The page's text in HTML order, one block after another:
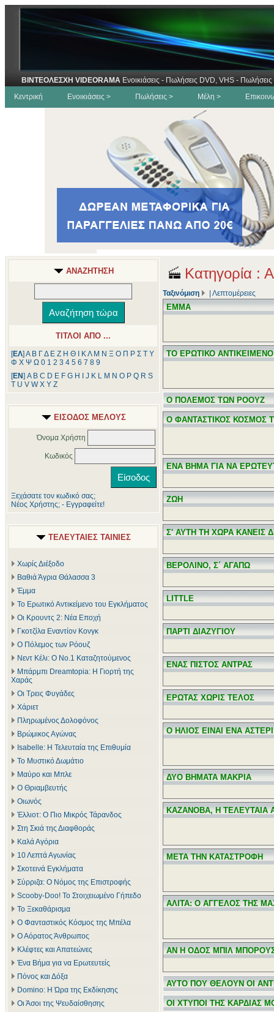
ΒΙΝΤΕΟΛΕΣΧΗ VIDEORAMA Ενοικιάσεις - Πωλήσεις DVD, VHS -
Κεντρική
Ενοικιάσεις > Πωλήσεις > Μέλη >
ΑΝΑΖΗΤΗΣΗ
ΤΙΤΛΟΙ ΑΠΟ ...
[ΕΛ] Α Β ΓΔ Ε Ζ Η Θ ΚΛ Μ Ν Ξ Ο Π Ρ Σ Τ Υ
Φ Χ Ψ Ω 0 1 2 3 4 5 6 7 8 9
[ΕΝ] A B C D E F G H J K L M N O P Q R S
T U V W X Y Z
ΕΙΣΟΔΟΣ ΜΕΛΟΥΣ
Όνομα Χρήστη
Κωδικός
Ξεχάσατε τον κωδικό σας;
Νέος Χρήστης; - Εγγραφείτε!
ΤΕΛΕΥΤΑΙΕΣ ΤΑΙΝΙΕΣ
Χωρίς Διέξοδο
Βαθιά Άγρια Θάλασσα 3
Έμμα
Το Ερωτικό Αντικείμενο του Εγκλήματος
Οι Κρουντς 2: Νέα Εποχή
Γκοτζίλα Εναντίον Κονγκ
Ο Πόλεμος των Ρόουζ
Νεντ Κέλι: Ο Νο.1 Καταζητούμενος
Μπάρμπι Dreamtopia: Η Γιορτή της
Χαράς
Οι Τρεις Φυγάδες
Χάριετ
Πληρωμένος Δολοφόνος
Βρώμικος Αγώνας
Isabelle: Η Τελευταία της Επιθυμία
Το Μυστικό Δωμάτιο
Μαύρο και Μπλε
Ο Θριαμβευτής
Οιωνός
Έλλιοτ: Ο Πιο Μικρός Τάρανδος
Στη Σκιά της Διαφθοράς
Καλά Αγόρια
10 Λεπτά Αγωνίας
Σκοτεινά Εγκλήματα
Σύρριζα: Ο Νόμος της Επιστροφής
Scooby-Doo! Το Στοιχειωμένο Γήπεδο
Το Ξεκαθάρισμα
Ο Φανταστικός Κόσμος της Μπέλα
Ο Αόρατος Άνθρωπος
Κλέφτες και Απατεώνες
Ένα Βήμα για να Ερωτευτείς
Πόνος και Δόξα
Domino: Η Ώρα της Εκδίκησης
Οι Άσοι της Ψευδαίσθησης
Κατηγορία :
Ταξινόμιση Λεπτομέρειες
ΕΜΜΑ
ΤΟ ΕΡΩΤΙΚΟ
Ο ΠΟΛΕΜΟΣ ΤΩΝ ΡΟΟΥΖ
Ο ΦΑΝΤΑΣΤΙΚΟΣ ΚΟΣΜΟΣ
ΕΝΑ ΒΗΜΑ ΓΙΑ ΝΑ
ΖΩΗ
Σ' ΑΥΤΗ ΤΗ ΧΩΡΑ ΚΑΝΕΙΣ
ΒΕΡΟΛΙΝΟ, Σ΄ ΑΓΑΠΩ
LITTLE
ΠΑΡΤΙ ΔΙΑΖΥΓΙΟΥ
ΕΝΑΣ ΠΙΣΤΟΣ ΑΝΤΡΑΣ
ΕΡΩΤΑΣ ΧΩΡΙΣ ΤΕΛΟΣ
Ο ΗΛΙΟΣ ΕΙΝΑΙ ΕΝΑ ΑΣΤΕΡΙ
ΔΥΟ ΒΗΜΑΤΑ ΜΑΚΡΙΑ
ΚΑΖΑΝΟΒΑ, Η ΤΕΛΕΥΤΑΙΑ
ΜΕΤΑ ΤΗΝ ΚΑΤΑΣΤΡΟΦΗ
ΑΛΙΤΑ: Ο ΑΓΓΕΛΟΣ ΤΗΣ
ΑΝ Η ΟΔΟΣ ΜΠΙΛ
ΑΥΤΟ ΠΟΥ ΘΕΛΟΥΝ ΟΙ
ΟΙ ΧΤΥΠΟΙ ΤΗΣ ΚΑΡΔΙΑΣ